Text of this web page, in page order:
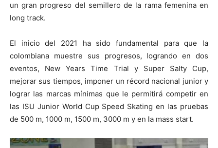
un gran progreso del semillero de la rama femenina en
long track.
El inicio del 2021 ha sido fundamental para que la
colombiana muestre sus progresos, logrando en dos
eventos, New Years Time Trial y Super Salty Cup,
mejorar sus tiempos, imponer un récord nacional junior y
lograr las marcas mínimas que le permitirá competir en
las ISU Junior World Cup Speed Skating en las pruebas
de 500 m, 1000 m, 1500 m, 3000 m y en la mass start.